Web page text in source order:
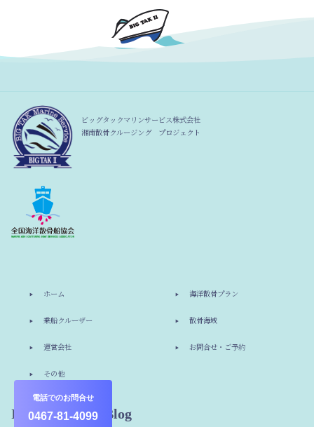
電話でのお問合せ
0467-81-4099
ビッグタックマリンサービス株式会社
湘南散骨クルージング プロジェクト
ホーム 海洋散骨プラン
乗船クルーザー 散骨海域
運営会社 お問合せ・ご予約
その他
Information & Blog